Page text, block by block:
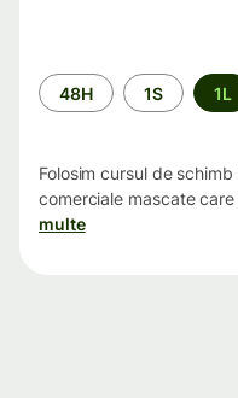
Perioada
48H 1S 1L
Folosim cursul de
comerciale mascate
multe